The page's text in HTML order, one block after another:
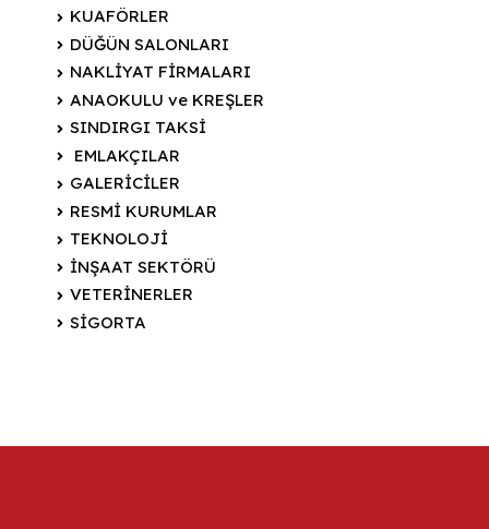
KUAFÖRLER
DÜĞÜN SALONLARI
NAKLİYAT FİRMALARI
ANAOKULU ve KREŞLER
SINDIRGI TAKSİ
EMLAKÇILAR
GALERİCİLER
RESMİ KURUMLAR
TEKNOLOJİ
İNŞAAT SEKTÖRÜ
VETERİNERLER
SİGORTA